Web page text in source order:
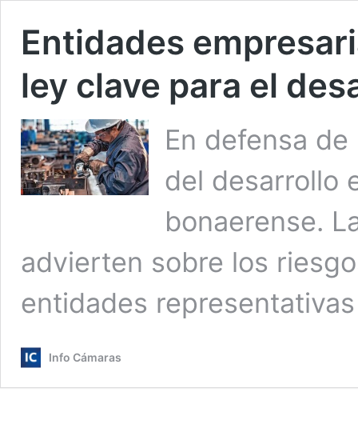
Entidades
ley clave para el
En defensa
del desarrollo
bonaerense.
advierten sobre los
entidades
Info Cámaras